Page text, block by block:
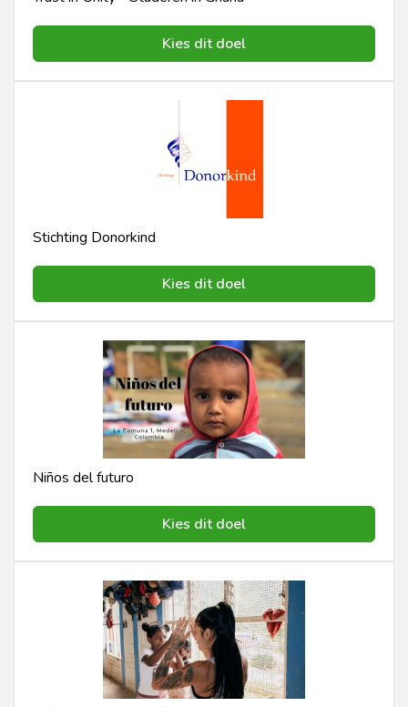
Kies dit doel
Stichting Donorkind
Kies dit doel
Niños del futuro
Kies dit doel